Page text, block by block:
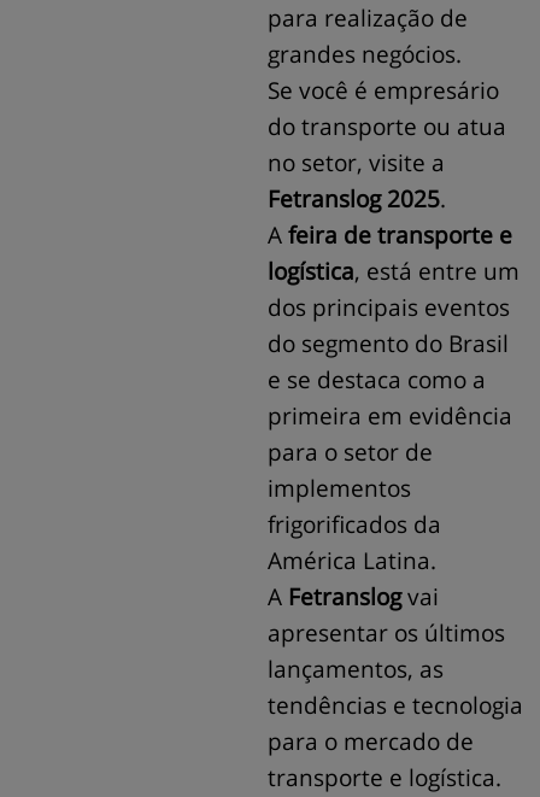
para realização de
grandes negócios.
Se você é empresário
do transporte ou atua
no setor, visite a
Fetranslog 2025.
Afeira de transporte e
logística, está entre um
dos principais eventos
do segmento do Brasil
e se destaca como a
primeira em evidência
para o setor de
implementos
frigorificados da
América Latina.
A Fetranslogvai
apresentar os últimos
lançamentos, as
tendências e tecnologia
para o mercado de
transporte e logística.